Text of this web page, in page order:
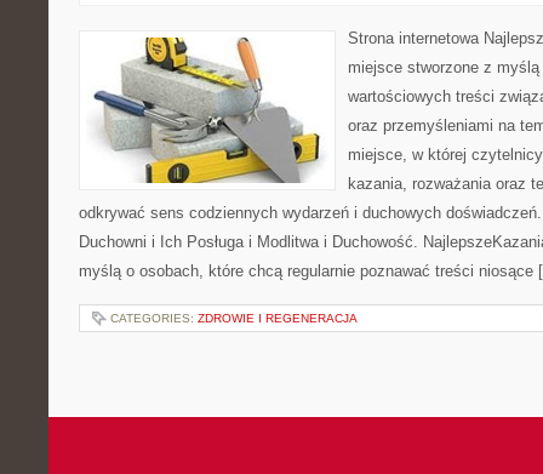
Strona internetowa
miejsce stworzone z
wartościowych treści
oraz przemyśleniami na
miejsce, w której
kazania, rozważania oraz
odkrywać sens codziennych wydarzeń i duchowych
Duchowni i Ich Posługa i Modlitwa i Duchowość.
myślą o osobach, które chcą regularnie poznawać treści
CATEGORIES: ZDROWIE I REGENERACJA